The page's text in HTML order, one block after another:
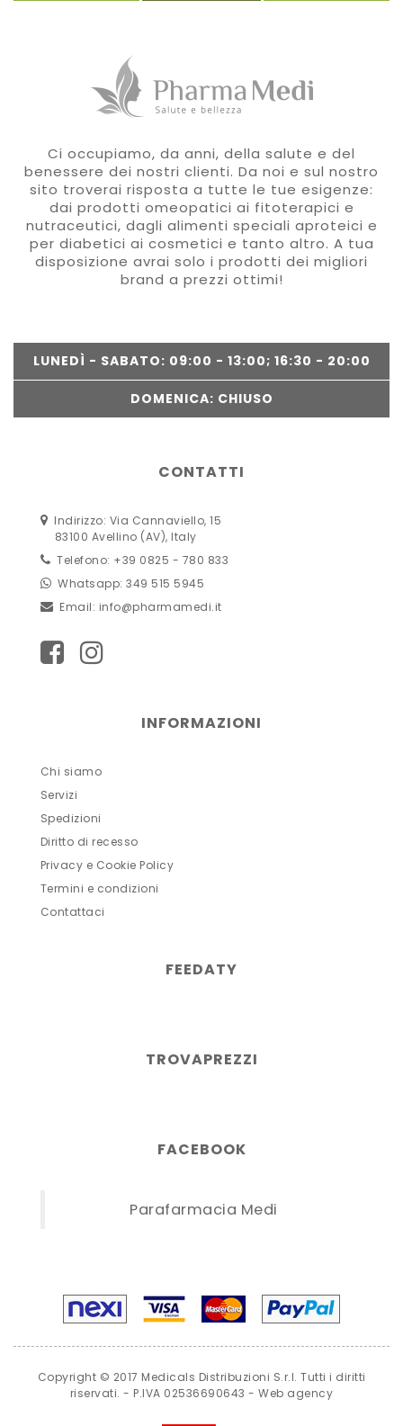
Ci occupiamo, da anni, della salute e del
benessere dei nostri clienti. Da noi e sul nostro
sito troverai risposta a tutte le tue esigenze:
dai prodotti omeopatici ai fitoterapici e
nutraceutici, dagli alimenti speciali aproteici e
per diabetici ai cosmetici e tanto altro. A tua
disposizione avrai solo i prodotti dei migliori
brand a prezzi ottimi!
LUNEDÌ - SABATO: 09:00 - 13:00; 16:30 - 20:00
DOMENICA: CHIUSO
CONTATTI
Indirizzo: Via Cannaviello, 15
83100 Avellino (AV), Italy
Telefono: +39 0825 - 780 833
Whatsapp: 349 515 5945
Email: info@pharmamedi.it
INFORMAZIONI
Chi siamo
Servizi
Spedizioni
Diritto di recesso
Privacy e Cookie Policy
Termini e condizioni
Contattaci
FEEDATY
TROVAPREZZI
FACEBOOK
Parafarmacia Medi
Copyright © 2017 Medicals Distribuzioni S.r.l. Tutti i diritti
riservati. - P.IVA 02536690643 -Web agency